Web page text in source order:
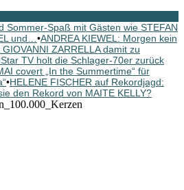
Sommer-Spaß mit Gästen wie STEFAN
und… •ANDREA KIEWEL: Morgen kein
GIOVANNI ZARRELLA damit zu
TV holt die Schlager-70er zurück
covert „In the Summertime“ für
•HELENE FISCHER auf Rekordjagd:
den Rekord von MAITE KELLY?